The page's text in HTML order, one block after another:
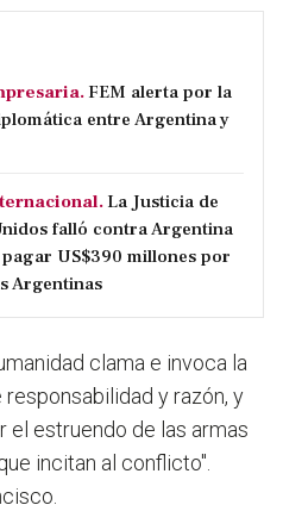
FEM alerta por la
entre Argentina y
La Justicia de
falló contra Argentina
US$390 millones por
Argentinas
clama e invoca la
y razón, y
estruendo de las armas
incitan al conflicto".